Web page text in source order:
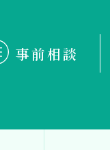
事前相談